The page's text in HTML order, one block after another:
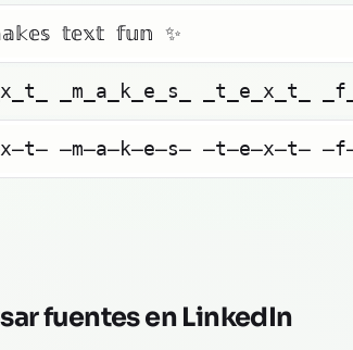
𝕥𝕖𝕩𝕥 𝕗𝕦𝕟 ✨
̲m̲a̲k̲e̲s̲ ̲t̲e̲x̲t̲
̶m̶a̶k̶e̶s̶ ̶t̶e̶x̶t̶
fuentes en LinkedIn